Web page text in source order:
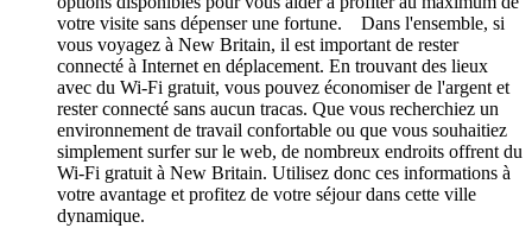
votre visite sans dépenser une fortune. Dans l'ensemble, si
vous voyagez à New Britain, il est important de rester
connecté à Internet en déplacement. En trouvant des lieux
avec du Wi-Fi gratuit, vous pouvez économiser de l'argent et
rester connecté sans aucun tracas. Que vous recherchiez un
environnement de travail confortable ou que vous souhaitiez
simplement surfer sur le web, de nombreux endroits offrent du
Wi-Fi gratuit à New Britain. Utilisez donc ces informations à
votre avantage et profitez de votre séjour dans cette ville
dynamique.